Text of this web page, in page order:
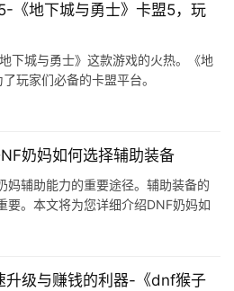
《地下城与勇士》卡盟5，玩
下城与勇士》这款游戏的火热。《地
玩家们必备的卡盟平台。
奶妈如何选择辅助装备
妈辅助能力的重要途径。辅助装备的
要。本文将为您详细介绍DNF奶妈如
升级与赚钱的利器-《dnf猴子